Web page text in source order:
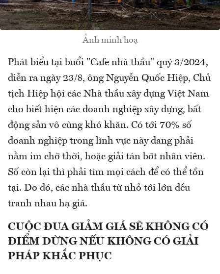
Ảnh minh hoạ
Phát biểu tại buổi "Cafe nhà thầu" quý 3/2024,
diễn ra ngày 23/8, ông Nguyễn Quốc Hiệp, Chủ
tịch Hiệp hội các Nhà thầu xây dựng Việt Nam
cho biết hiện các doanh nghiệp xây dựng, bất
động sản vô cùng khó khăn. Có tới 70% số
doanh nghiệp trong lĩnh vực này đang phải
nằm im chờ thời, hoặc giải tán bớt nhân viên.
Số còn lại thì phải tìm mọi cách để có thể tồn
tại. Do đó, các nhà thầu từ nhỏ tới lớn đều
tranh nhau hạ giá.
CUỘC ĐUA GIẢM GIÁ SẼ KHÔNG CÓ
ĐIỂM DỪNG NẾU KHÔNG CÓ GIẢI
PHÁP KHẮC PHỤC